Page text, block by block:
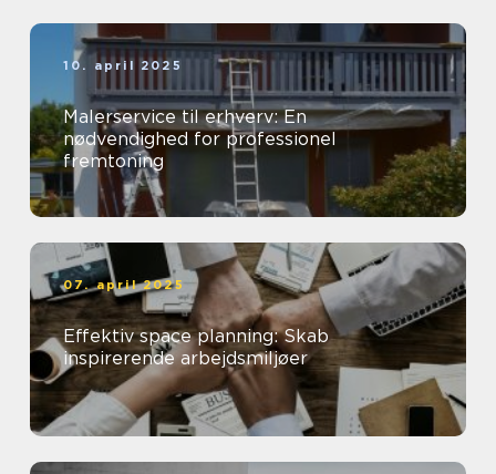
10. april 2025
Malerservice til erhverv: En
nødvendighed for professionel
fremtoning
07. april 2025
Effektiv space planning: Skab
inspirerende arbejdsmiljøer